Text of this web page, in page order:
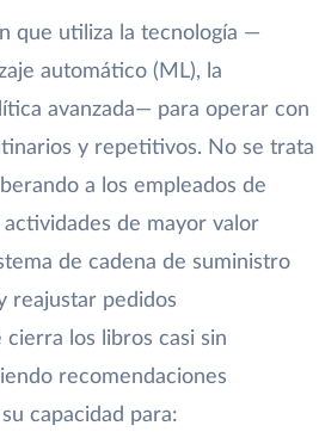
que utiliza la tecnología —
automático (ML), la
avanzada— para operar con
y repetitivos. No se trata
a los empleados de
de mayor valor
de cadena de suministro
reajustar pedidos
los libros casi sin
recomendaciones
capacidad para: